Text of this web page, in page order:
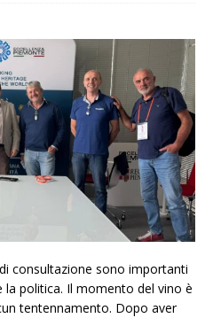
consultazione sono importanti
la politica. Il momento del vino è
tentennamento. Dopo aver